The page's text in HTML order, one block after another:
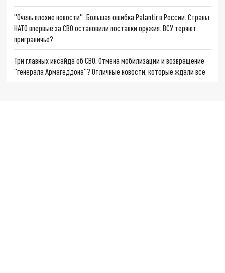
"Очень плохие новости": Большая ошибка Palantir в России. Страны
НАТО впервые за СВО остановили поставки оружия. ВСУ теряют
приграничье?
Три главных инсайда об СВО. Отмена мобилизации и возвращение
"генерала Армагеддона"? Отличные новости, которые ждали все